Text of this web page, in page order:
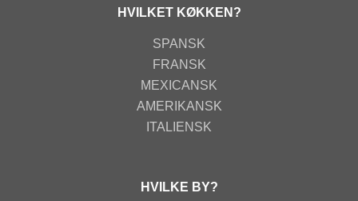
HVILKET KØKKEN?
SPANSK
FRANSK
MEXICANSK
AMERIKANSK
ITALIENSK
HVILKE BY?